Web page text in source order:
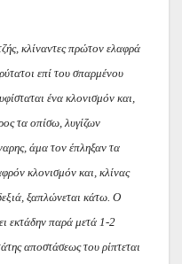
κλίναντες πρώτον ελαφρά
επί του σπαρμένου
ένα κλονισμόν και,
τα οπίσω, λυγίζων
άμα τον έπληξαν τα
κλονισμόν και, κλίνας
ξαπλώνεται κάτω. Ο
εκτάδην παρά μετά 1-2
αποστάσεως του ρίπτεται